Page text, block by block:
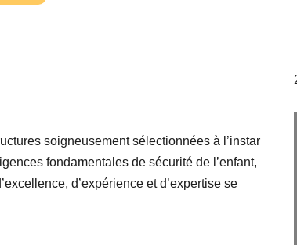
soigneusement sélectionnées à l’instar
fondamentales de sécurité de l’enfant,
d’expérience et d’expertise se